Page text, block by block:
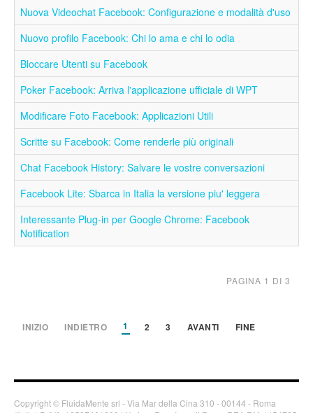
Nuova Videochat Facebook: Configurazione e modalità d'uso
Nuovo profilo Facebook: Chi lo ama e chi lo odia
Bloccare Utenti su Facebook
Poker Facebook: Arriva l'applicazione ufficiale di WPT
Modificare Foto Facebook: Applicazioni Utili
Scritte su Facebook: Come renderle più originali
Chat Facebook History: Salvare le vostre conversazioni
Facebook Lite: Sbarca in Italia la versione piu' leggera
Interessante Plug-in per Google Chrome: Facebook
Notification
PAGINA 1 DI 3
INIZIO INDIETRO 1 2 3 AVANTI FINE
Copyright © FluidaMente srl - Via Mar della Cina 310 - 00144 - Roma